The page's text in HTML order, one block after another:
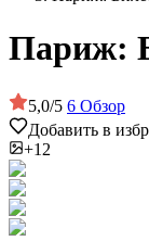
Париж:
5,0/5 6 Обзор
Добавить в
+12